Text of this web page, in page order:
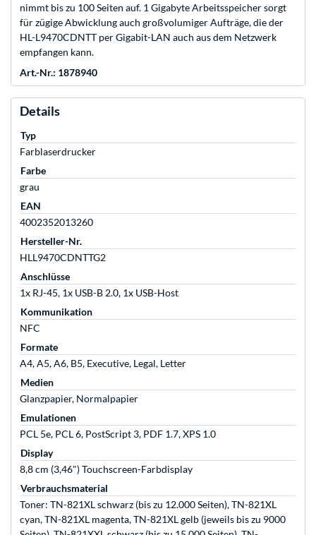
nimmt bis zu 100 Seiten auf. 1 Gigabyte Arbeitsspeicher sorgt
für zügige Abwicklung auch großvolumiger Aufträge, die der
HL-L9470CDNTT per Gigabit-LAN auch aus dem Netzwerk
empfangen kann.
Art.-Nr.: 1878940
Details
Typ
Farblaserdrucker
Farbe
grau
EAN
4002352013260
Hersteller-Nr.
HLL9470CDNTTG2
Anschlüsse
1x RJ-45, 1x USB-B 2.0, 1x USB-Host
Kommunikation
NFC
Formate
A4, A5, A6, B5, Executive, Legal, Letter
Medien
Glanzpapier, Normalpapier
Emulationen
PCL 5e, PCL 6, PostScript 3, PDF 1.7, XPS 1.0
Display
8,8 cm (3,46") Touchscreen-Farbdisplay
Verbrauchsmaterial
Toner: TN-821XL schwarz (bis zu 12.000 Seiten), TN-821XL
cyan, TN-821XL magenta, TN-821XL gelb (jeweils bis zu 9000